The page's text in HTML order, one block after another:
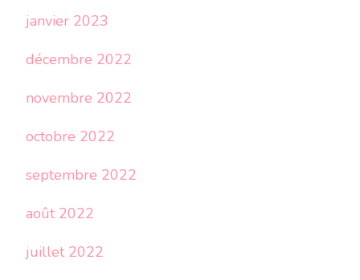
janvier 2023
décembre 2022
novembre 2022
octobre 2022
septembre 2022
août 2022
juillet 2022